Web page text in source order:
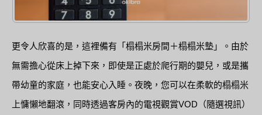
更令人欣喜的是，這裡備有「榻榻米房間＋榻榻米墊」。由於
無需擔心從床上掉下來，即使是正處於爬行期的嬰兒，或是攜
帶幼童的家庭，也能安心入睡。夜晚，您可以在柔軟的榻榻米
上慵懶地翻滾，同時透過客房內的電視觀賞VOD（隨選視訊）